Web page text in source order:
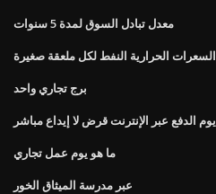
معدل تبادل السوق لمدة 5 سنوات
السعرات الحرارية النفط لكل ملعقة صغيرة
برج تجاري واحد
يوم الدفع عبر الإنترنت قرض لا إيداع مباشر
ما هو يوم عمل تجاري
عبر مدرسة الميثاق الخور